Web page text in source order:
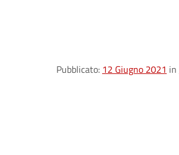
Pubblicato: 12 Giugno 2021 in